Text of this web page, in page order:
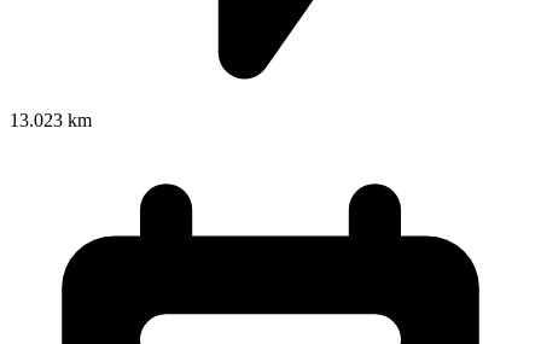
13.023 km